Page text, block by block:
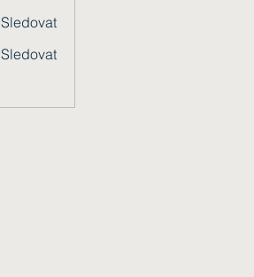
Sledovat
Sledovat